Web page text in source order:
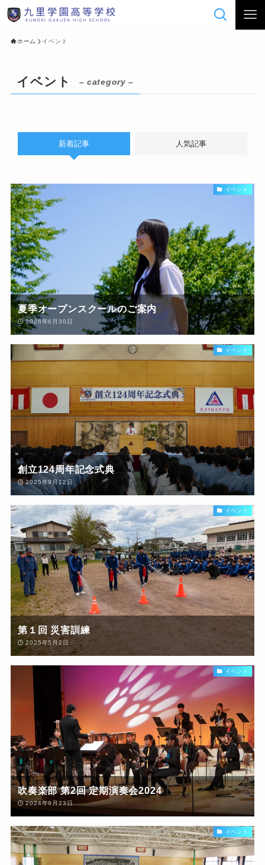
ホーム イベント
イベント – category –
新着記事 人気記事
イベント
夏季オープンスクールのご案内
2026年6月30日
イベント
創立124周年記念式典
2025年9月12日
イベント
第１回 災害訓練
2025年5月2日
イベント
吹奏楽部 第2回 定期演奏会2024
2024年9月23日
イベント